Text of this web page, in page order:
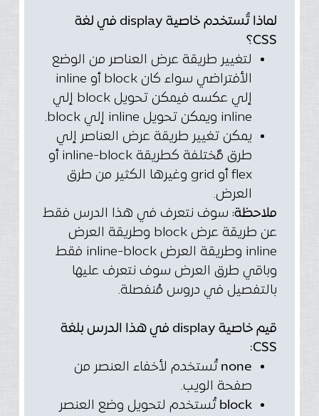
لماذا تُستخدم خاصية display في لغة
CSS؟
لتغيير طريقة عرض العناصر من الوضع
الأفتراضي سواء كان block أو inline
إلي عكسه فيمكن تحويل block إلي
inline ويمكن تحويل inline إلي block.
يمكن تغيير طريقة عرض العناصر إلي
طرق مٌختلفة كطريقة inline-block أو
flex أو grid وغيرها الكثير من طرق
العرض.
ملاحظة: سوف نتعرف في هذا الدرس فقط
عن طريقة عرض block وطريقة العرض
inline وطريقة العرض inline-block فقط
وباقي طرق العرض سوف نتعرف عليها
بالتفصيل في دروس مُنفصلة.
قيم خاصية display في هذا الدرس بلغة
CSS:
none تُستخدم لأخفاء العنصر من
صفحة الويب.
block تُستخدم لتحويل وضع العنصر